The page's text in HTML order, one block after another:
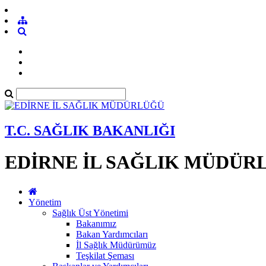
T.C. SAĞLIK BAKANLIĞI
EDİRNE İL SAĞLIK
Yönetim
Sağlık Üst Yönetimi
Bakanımız
Bakan Yardımcıları
İl Sağlık Müdürümüz
Teşkilat Şeması